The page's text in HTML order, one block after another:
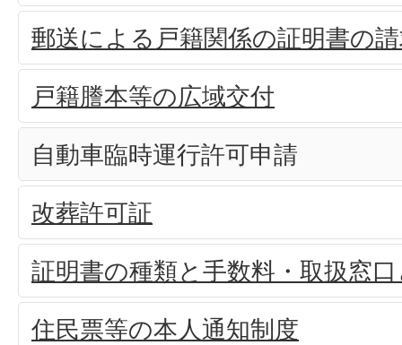
郵送による戸籍関係の証明書の
戸籍謄本等の広域交付
自動車臨時運行許可申請
改葬許可証
証明書の種類と手数料・取扱窓
住民票等の本人通知制度